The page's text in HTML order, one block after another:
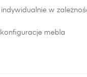
w
mebla